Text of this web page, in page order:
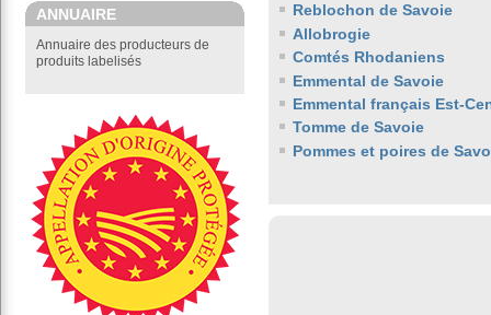
ANNUAIRE
Annuaire des producteurs de
produits labelisés
Reblochon de Savoie
Allobrogie
Comtés Rhodaniens
Emmental de Savoie
Emmental français Est-
Tomme de Savoie
Pommes et poires de